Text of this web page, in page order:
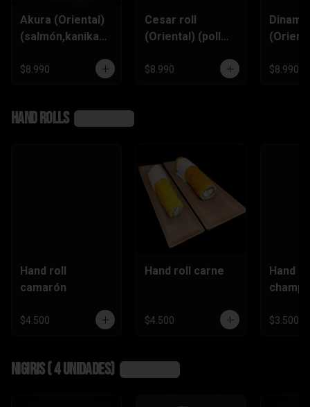
Akura (Oriental)
(salmón,kanikam
e)
$8.990
Cesar roll
(Oriental) (pollo
crema,ciboulette
$8.990
,queso
$8.990
Hand rolls
Hand roll
camarón
$4.500
Hand roll carne
$4.500
Hand
$3.500
Nigiris ( 4 unidades)